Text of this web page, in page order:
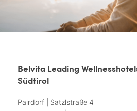
Belvita Leading
Südtirol
Pairdorf | Satzlstraße 4